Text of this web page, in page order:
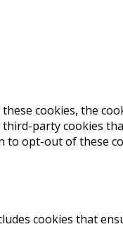
cookies, the
party cookies
opt-out of these
cookies that